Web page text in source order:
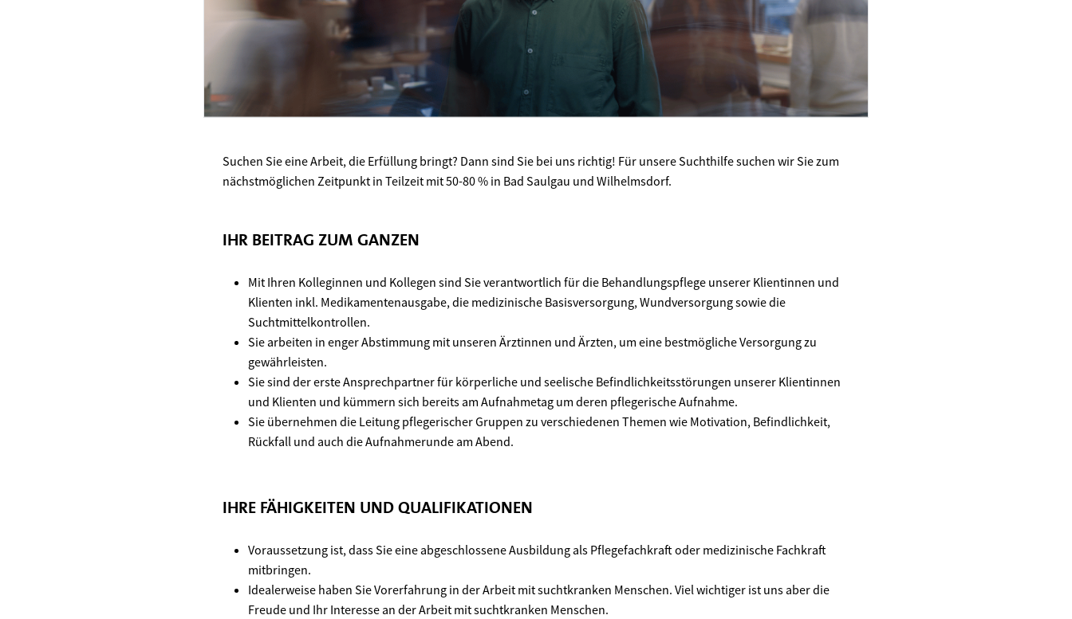
Suchen Sie eine Arbeit, die Erfüllung bringt? Dann sind Sie bei uns richtig! Für unsere Suchthilfe suchen wir Sie zum
nächstmöglichen Zeitpunkt in Teilzeit mit 50-80 % in Bad Saulgau und Wilhelmsdorf.
IHR BEITRAG ZUM GANZEN
Mit Ihren Kolleginnen und Kollegen sind Sie verantwortlich für die Behandlungspflege unserer Klientinnen und
Klienten inkl. Medikamentenausgabe, die medizinische Basisversorgung, Wundversorgung sowie die
Suchtmittelkontrollen.
Sie arbeiten in enger Abstimmung mit unseren Ärztinnen und Ärzten, um eine bestmögliche Versorgung zu
gewährleisten.
Sie sind der erste Ansprechpartner für körperliche und seelische Befindlichkeitsstörungen unserer Klientinnen
und Klienten und kümmern sich bereits am Aufnahmetag um deren pflegerische Aufnahme.
Sie übernehmen die Leitung pflegerischer Gruppen zu verschiedenen Themen wie Motivation, Befindlichkeit,
Rückfall und auch die Aufnahmerunde am Abend.
IHRE FÄHIGKEITEN UND QUALIFIKATIONEN
Voraussetzung ist, dass Sie eine abgeschlossene Ausbildung als Pflegefachkraft oder medizinische Fachkraft
mitbringen.
Idealerweise haben Sie Vorerfahrung in der Arbeit mit suchtkranken Menschen. Viel wichtiger ist uns aber die
Freude und Ihr Interesse an der Arbeit mit suchtkranken Menschen.